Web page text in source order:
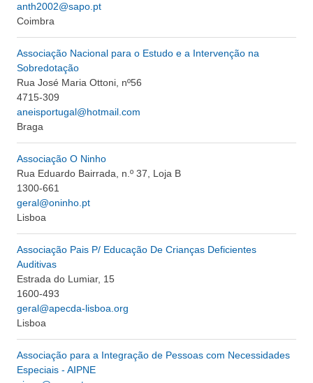
anth2002@sapo.pt
Coimbra
Associação Nacional para o Estudo e a Intervenção na
Sobredotação
Rua José Maria Ottoni, nº56
4715-309
aneisportugal@hotmail.com
Braga
Associação O Ninho
Rua Eduardo Bairrada, n.º 37, Loja B
1300-661
geral@oninho.pt
Lisboa
Associação Pais P/ Educação De Crianças Deficientes
Auditivas
Estrada do Lumiar, 15
1600-493
geral@apecda-lisboa.org
Lisboa
Associação para a Integração de Pessoas com Necessidades
Especiais - AIPNE